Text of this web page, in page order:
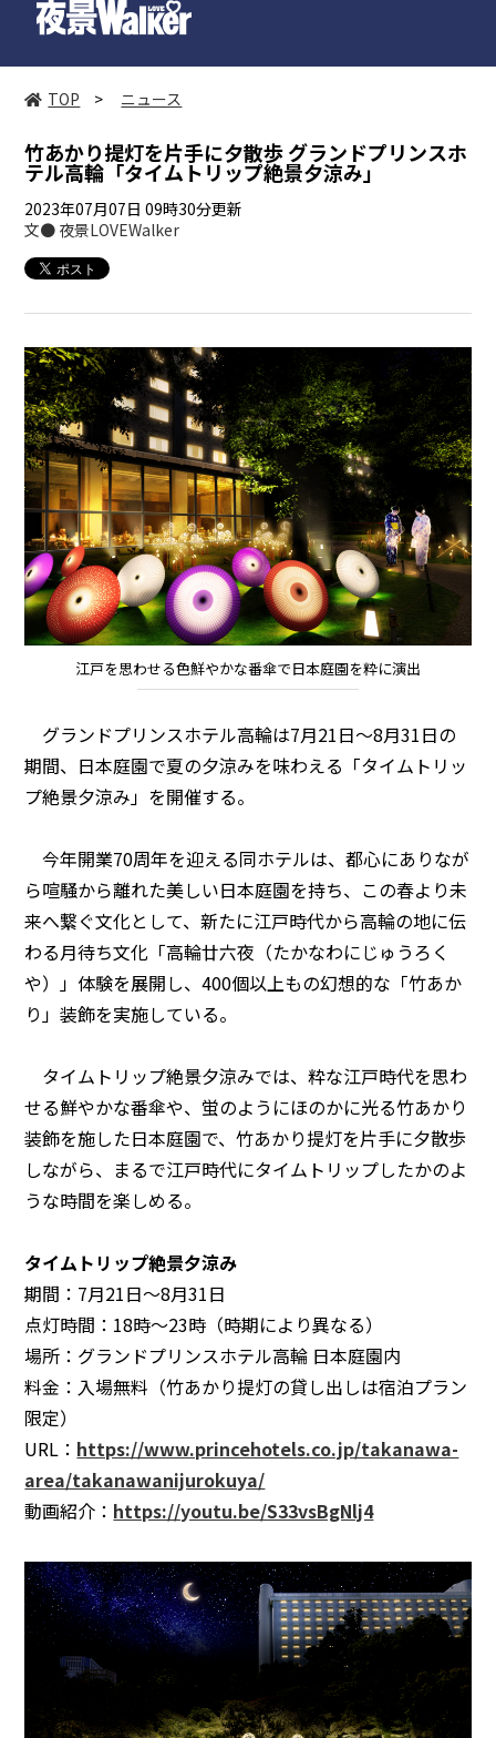
TOP > ニュース
竹あかり提灯を片手に夕散歩 グランドプリンスホ
テル高輪「タイムトリップ絶景夕涼み」
2023年07月07日 09時30分更新
文● 夜景LOVEWalker
江戸を思わせる色鮮やかな番傘で日本庭園を粋に演出
グランドプリンスホテル高輪は7月21日～8月31日の
期間、日本庭園で夏の夕涼みを味わえる「タイムトリッ
プ絶景夕涼み」を開催する。
今年開業70周年を迎える同ホテルは、都心にありなが
ら喧騒から離れた美しい日本庭園を持ち、この春より未
来へ繋ぐ文化として、新たに江戸時代から高輪の地に伝
わる月待ち文化「高輪廿六夜（たかなわにじゅうろく
や）」体験を展開し、400個以上もの幻想的な「竹あか
り」装飾を実施している。
タイムトリップ絶景夕涼みでは、粋な江戸時代を思わ
せる鮮やかな番傘や、蛍のようにほのかに光る竹あかり
装飾を施した日本庭園で、竹あかり提灯を片手に夕散歩
しながら、まるで江戸時代にタイムトリップしたかのよ
うな時間を楽しめる。
タイムトリップ絶景夕涼み
期間：7月21日～8月31日
点灯時間：18時～23時（時期により異なる）
場所：グランドプリンスホテル高輪 日本庭園内
料金：入場無料（竹あかり提灯の貸し出しは宿泊プラン
限定）
URL： https://www.princehotels.co.jp/takanawa-
area/takanawanijurokuya/
動画紹介： https://youtu.be/S33vsBgNlj4